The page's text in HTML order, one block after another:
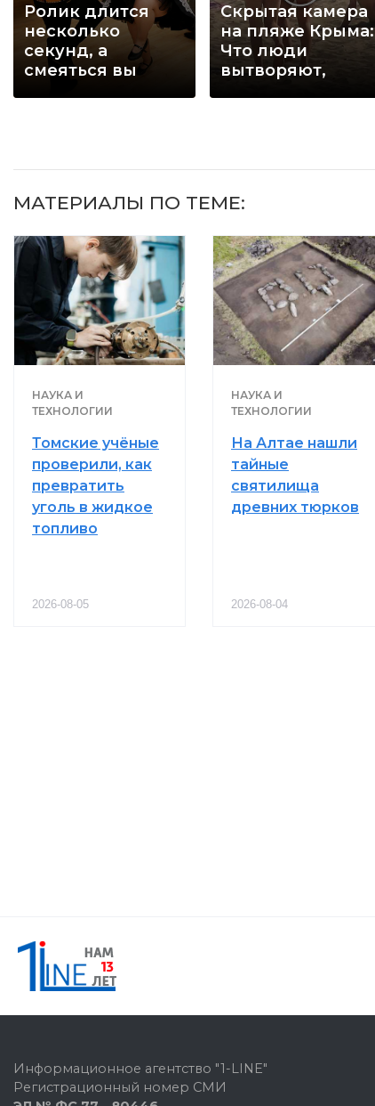
Ролик длится
несколько
секунд, а
смеяться вы
Скрытая камера
на пляже Крыма:
Что люди
вытворяют,
МАТЕРИАЛЫ ПО ТЕМЕ:
НАУКА И
ТЕХНОЛОГИИ
Томские учёные
проверили, как
превратить
уголь в жидкое
топливо
2026-08-05
НАУКА И
ТЕХНОЛОГИИ
На Алтае нашли
тайные
святилища
древних тюрков
2026-08-04
Информационное агентство "1-LINE"
Регистрационный номер СМИ